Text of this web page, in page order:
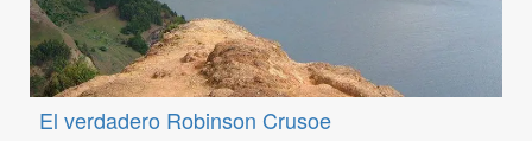
El verdadero Robinson Crusoe